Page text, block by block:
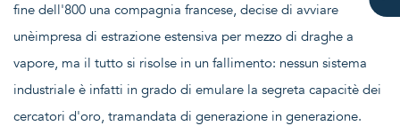
fine dell'800 una compagnia francese, decise di avviare
unèimpresa di estrazione estensiva per mezzo di draghe a
vapore, ma il tutto si risolse in un fallimento: nessun sistema
industriale è infatti in grado di emulare la segreta capacitè dei
cercatori d'oro, tramandata di generazione in generazione.